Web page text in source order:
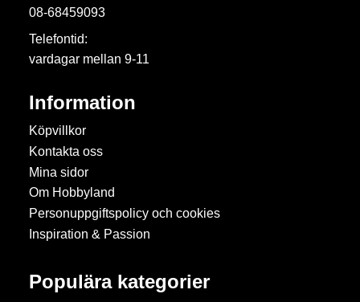
08-68459093
Telefontid:
vardagar mellan 9-11
Information
Köpvillkor
Kontakta oss
Mina sidor
Om Hobbyland
Personuppgiftspolicy och cookies
Inspiration & Passion
Populära kategorier